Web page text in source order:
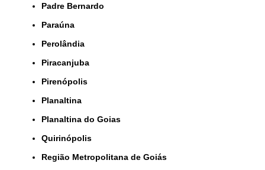
Padre Bernardo
Paraúna
Perolândia
Piracanjuba
Pirenópolis
Planaltina
Planaltina do Goias
Quirinópolis
Região Metropolitana de Goiás